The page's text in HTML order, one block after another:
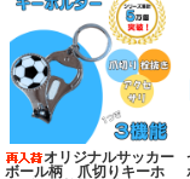
オリジナルサッカー
ボール柄 爪切りキーホ